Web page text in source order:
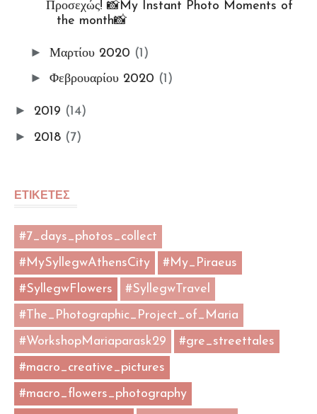
Προσεχώς! 📸My Instant Photo Moments of
the month📸
► Μαρτίου 2020 (1)
► Φεβρουαρίου 2020 (1)
► 2019 (14)
► 2018 (7)
ΕΤΙΚΕΤΕΣ
#7_days_photos_collect
#MySyllegwAthensCity
#My_Piraeus
#SyllegwFlowers
#SyllegwTravel
#The_Photographic_Project_of_Maria
#WorkshopMariaparask29
#gre_streettales
#macro_creative_pictures
#macro_flowers_photography